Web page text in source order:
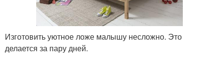
Изготовить уютное ложе малышу несложно. Это
делается за пару дней.